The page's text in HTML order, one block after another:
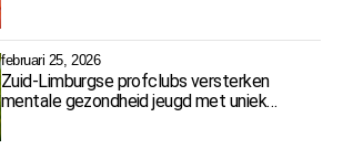
februari 25, 2026
Zuid-Limburgse profclubs versterken
mentale gezondheid jeugd met uniek